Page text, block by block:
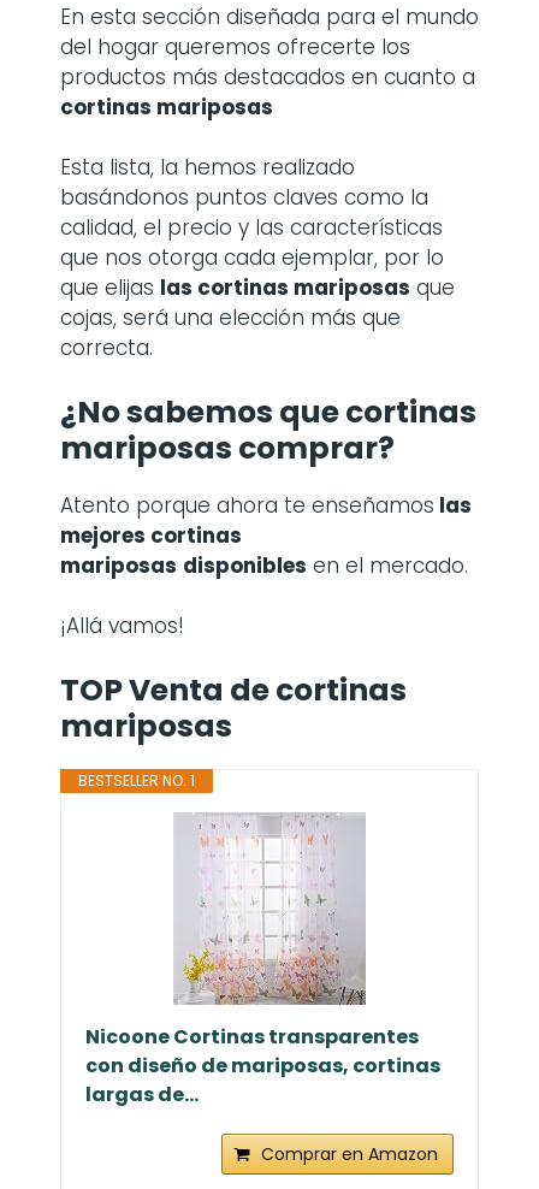
En esta sección diseñada para el mundo
del hogar queremos ofrecerte los
productos más destacados en cuanto a
cortinas mariposas
Esta lista, la hemos realizado
basándonos puntos claves como la
calidad, el precio y las características
que nos otorga cada ejemplar, por lo
que elijas las cortinas mariposas que
cojas, será una elección más que
correcta.
¿No sabemos que cortinas
mariposas comprar?
Atento porque ahora te enseñamos las
mejores cortinas
mariposas disponibles en el mercado.
¡Allá vamos!
TOP Venta de cortinas
mariposas
BESTSELLER NO. 1
Nicoone Cortinas transparentes
con diseño de mariposas, cortinas
largas de...
Comprar en Amazon